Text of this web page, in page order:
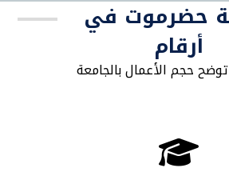
حضرموت في
أرقام
حجم الأعمال بالجامعة